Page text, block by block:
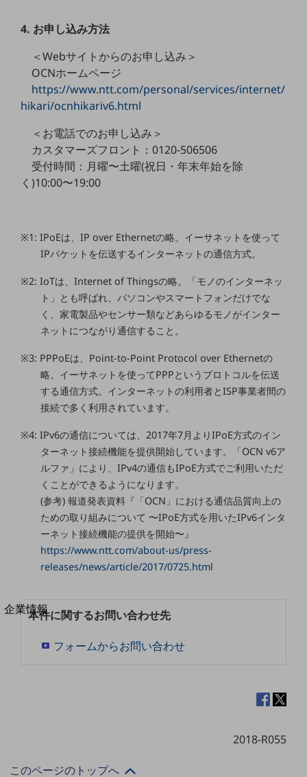
お悩みから見つける
ネットワーク
モバイル・音声
リモート・ハイブリッドワーク
セキュリティ
その他の業界はこちら
ゲーム感覚で見つける
ビジネスお悩み診断
NTTドコモビジネス
オンラインショップ
モバイル・ICTサービスをオンラインで
相談・申し込みができるバーチャルショップ
法人向けモバイルトップ
はじめての方へ
サービス・商品を探す
新規会員登録/ログインはこちら
100回線以上のお問い合わせ・お見積りはこちら
別ウィンドウで開きます
企業情報
企業情報TOP
会社案内
会社案内TOP
4. お申し込み方法
＜Webサイトからのお申し込み＞
OCNホームページ
https://www.ntt.com/personal/services/internet/
hikari/ocnhikariv6.html
＜お電話でのお申し込み＞
カスタマーズフロント：0120-506506
受付時間：月曜〜土曜(祝日・年末年始を除
く)10:00〜19:00
※1: IPoEは、IP over Ethernetの略。イーサネットを使って
IPパケットを伝送するインターネットの通信方式。
※2: IoTは、Internet of Thingsの略。「モノのインターネッ
ト」とも呼ばれ、パソコンやスマートフォンだけでな
く、家電製品やセンサー類などあらゆるモノがインター
ネットにつながり通信すること。
※3: PPPoEは、Point-to-Point Protocol over Ethernetの
略。イーサネットを使ってPPPというプロトコルを伝送
する通信方式。インターネットの利用者とISP事業者間の
接続で多く利用されています。
※4: IPv6の通信については、2017年7月よりIPoE方式のイン
ターネット接続機能を提供開始しています。「OCN v6ア
ルファ」により、IPv4の通信もIPoE方式でご利用いただ
くことができるようになります。
(参考) 報道発表資料『「OCN」における通信品質向上の
ための取り組みについて 〜IPoE方式を用いたIPv6インタ
ーネット接続機能の提供を開始〜』
https://www.ntt.com/about-us/press-
releases/news/article/2017/0725.html
本件に関するお問い合わせ先
フォームからお問い合わせ
2018-R055
このページのトップへ